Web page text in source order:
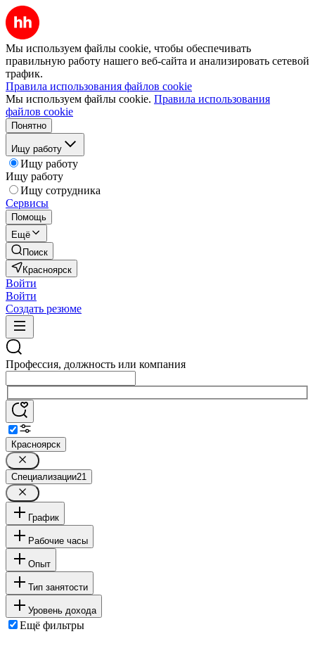
Мы используем файлы cookie, чтобы обеспечивать
правильную работу нашего веб-сайта и анализировать сетевой
трафик.
Правила использования файлов cookie
Мы используем файлы cookie. Правила использования
файлов cookie
Понятно
Ищу работу
Ищу работу
Ищу работу
Ищу сотрудника
Сервисы
Помощь
Ещё
Поиск
Красноярск
Войти
Войти
Создать резюме
Профессия, должность или компания
Красноярск
Специализации21
График
Рабочие часы
Опыт
Тип занятости
Уровень дохода
Ещё фильтры